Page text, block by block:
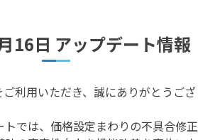
16日 アップデート情報
利用いただき、誠にありがとうござ
では、価格設定まわりの不具合修正